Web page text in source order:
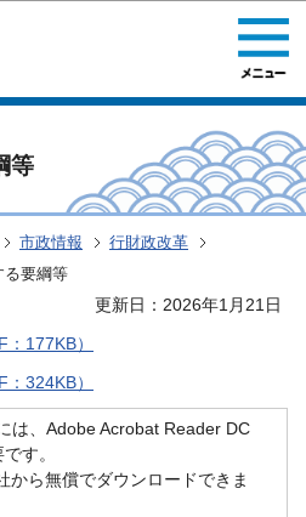
ジの本文へ移動
等
市政情報
行財政改革
る要綱等
更新日：2026年1月21日
177KB）
324KB）
は、Adobe Acrobat Reader DC
す。
から無償でダウンロードできま